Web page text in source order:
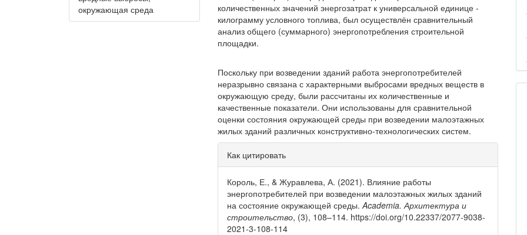
окружающая среда
количественных значений энергозатрат к универсальной единице -
килограмму условного топлива, был осуществлён сравнительный
анализ общего (суммарного) энергопотребле­ния строительной
площадки.
Поскольку при возведении зданий работа энергопотребителей
неразрывно связана с характерными выбросами вредных веществ в
окружающую среду, были рассчитаны их количественные и
качественные показатели. Они исполь­зованы для сравнительной
оценки состояния окружающей среды при возведении малоэтажных
жилых зданий различных конструктивно-технологических систем.
Информация
о статье
Как цитировать
Король, Е., & Журавлева, А. (2021). Влияние работы
энергопотребителей при возведении малоэтажных жилых зданий
на состояние окружающей среды.Academia. Архитектура и
строительство, (3), 108–114. https://doi.org/10.22337/2077-9038-
2021-3-108-114